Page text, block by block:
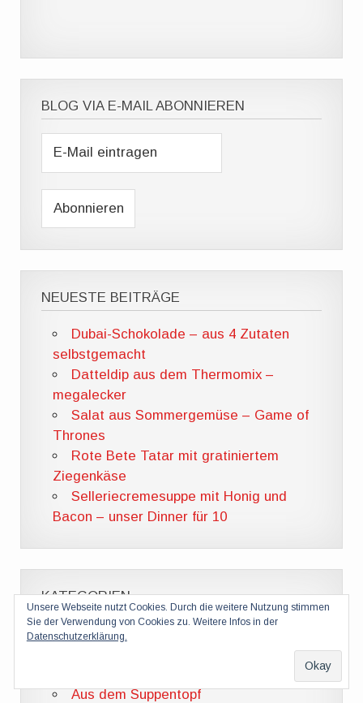
BLOG VIA E-MAIL ABONNIEREN
NEUESTE BEITRÄGE
Dubai-Schokolade – aus 4 Zutaten
selbstgemacht
Datteldip aus dem Thermomix –
megalecker
Salat aus Sommergemüse – Game of
Thrones
Rote Bete Tatar mit gratiniertem
Ziegenkäse
Selleriecremesuppe mit Honig und
Bacon – unser Dinner für 10
KATEGORIEN
Allgemein
Aus dem Suppentopf
Unsere Webseite nutzt Cookies. Durch die weitere Nutzung stimmen
Sie der Verwendung von Cookies zu. Weitere Infos in der
Datenschutzerklärung.